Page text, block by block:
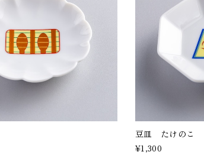
豆皿 たけのこ
¥1,300